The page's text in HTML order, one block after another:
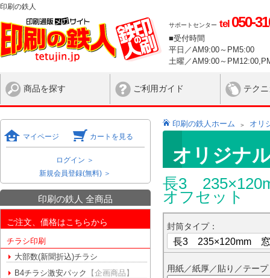
印刷の鉄人
サポートセンター tel 050-
■受付時間
平日／AM9:00～PM5:00
土曜／AM9:00～
商品を探す ご利用ガイド テク
マイページ カートを見る
ログイン ＞
新規会員登録(無料) ＞
印刷の鉄人 全商品
ご注文、価格はこちらから
チラシ印刷
大部数(新聞折込)チラシ
B4チラシ激安パック
【企画商品】
印刷の鉄人ホーム オリ
オリジナ
長3
オフセット
封筒タイプ：
用紙／紙厚／貼り／テープ